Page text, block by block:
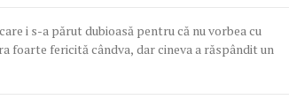
i s-a părut dubioasă pentru că nu vorbea cu
foarte fericită cândva, dar cineva a răspândit un